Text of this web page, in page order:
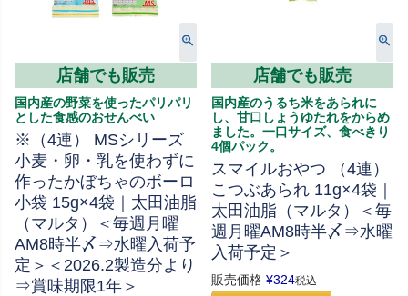
店舗でも販売
国内産の野菜を使ったパリパリ
とした食感のおせんべい
※（4連） MSシリーズ
小麦・卵・乳を使わずに
作ったかぼちゃのボーロ
小袋 15g×4袋｜太田油脂
（マルタ）＜毎週月曜
AM8時半〆⇒水曜入荷予
定＞＜2026.2製造分より
⇒賞味期限1年＞
店舗でも販売
国内産のうるち米をあられに
し、甘口しょうゆたれをからめ
ました。一口サイズ、食べきり
4個パック。
スマイルおやつ （4連）
こつぶあられ 11g×4袋｜
太田油脂（マルタ）＜毎
週月曜AM8時半〆⇒水曜
入荷予定＞
販売価格 ¥324税込